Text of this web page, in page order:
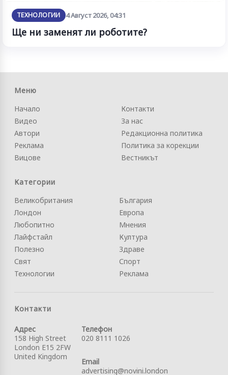
ТЕХНОЛОГИИ 4 Август 2026, 04:31
Ще ни заменят ли роботите?
Меню
Начало
Видео
Автори
Реклама
Вицове
Контакти
За нас
Редакционна политика
Политика за корекции
Вестникът
Категории
Великобритания
Лондон
Любопитно
Лайфстайл
Полезно
Свят
Технологии
България
Европа
Мнения
Култура
Здраве
Спорт
Реклама
Контакти
Адрес
158 High Street
London E15 2FW
United Kingdom
Телефон
020 8111 1026
Email
advertising@novini.london